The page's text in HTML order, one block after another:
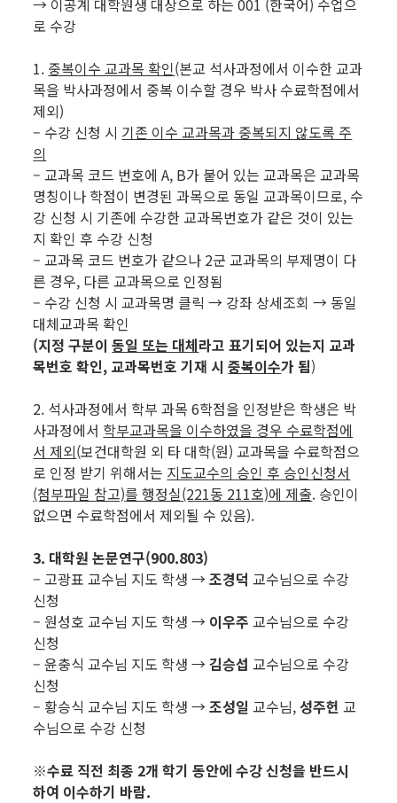
→ 이공계 대학원생 대상으로 하는 001 (한국어) 수업으
로 수강
1. 중복이수 교과목 확인(본교 석사과정에서 이수한 교과
목을 박사과정에서 중복 이수할 경우 박사 수료학점에서
제외)
– 수강 신청 시 기존 이수 교과목과 중복되지 않도록 주
의
– 교과목 코드 번호에 A, B가 붙어 있는 교과목은 교과목
명칭이나 학점이 변경된 과목으로 동일 교과목이므로, 수
강 신청 시 기존에 수강한 교과목번호가 같은 것이 있는
지 확인 후 수강 신청
– 교과목 코드 번호가 같으나 2군 교과목의 부제명이 다
른 경우, 다른 교과목으로 인정됨
– 수강 신청 시 교과목명 클릭 → 강좌 상세조회 → 동일
대체교과목 확인
(지정 구분이동일 또는 대체라고 표기되어 있는지 교과
목번호 확인, 교과목번호 기재 시중복이수가 됨)
2. 석사과정에서 학부 과목 6학점을 인정받은 학생은 박
사과정에서 학부교과목을 이수하였을 경우 수료학점에
서 제외(보건대학원 외 타 대학(원) 교과목을 수료학점으
로 인정 받기 위해서는 지도교수의 승인 후 승인신청서
(첨부파일 참고)를 행정실(221동 211호)에 제출. 승인이
없으면 수료학점에서 제외될 수 있음).
3. 대학원 논문연구(900.803)
– 고광표 교수님 지도 학생 →조경덕 교수님으로 수강
신청
– 원성호 교수님 지도 학생 → 이우주 교수님으로 수강
신청
– 윤충식 교수님 지도 학생 →김승섭 교수님으로 수강
신청
– 황승식 교수님 지도 학생 →조성일 교수님,성주헌 교
수님으로 수강 신청
※수료 직전 최종 2개 학기 동안에 수강 신청을 반드시
하여 이수하기 바람.